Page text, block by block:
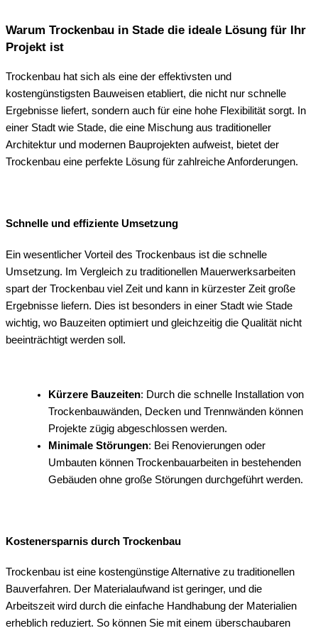
Warum Trockenbau in Stade die ideale Lösung für Ihr
Projekt ist
Trockenbau hat sich als eine der effektivsten und
kostengünstigsten Bauweisen etabliert, die nicht nur schnelle
Ergebnisse liefert, sondern auch für eine hohe Flexibilität sorgt. In
einer Stadt wie Stade, die eine Mischung aus traditioneller
Architektur und modernen Bauprojekten aufweist, bietet der
Trockenbau eine perfekte Lösung für zahlreiche Anforderungen.
Schnelle und effiziente Umsetzung
Ein wesentlicher Vorteil des Trockenbaus ist die schnelle
Umsetzung. Im Vergleich zu traditionellen Mauerwerksarbeiten
spart der Trockenbau viel Zeit und kann in kürzester Zeit große
Ergebnisse liefern. Dies ist besonders in einer Stadt wie Stade
wichtig, wo Bauzeiten optimiert und gleichzeitig die Qualität nicht
beeinträchtigt werden soll.
Kürzere Bauzeiten: Durch die schnelle Installation von
Trockenbauwänden, Decken und Trennwänden können
Projekte zügig abgeschlossen werden.
Minimale Störungen: Bei Renovierungen oder
Umbauten können Trockenbauarbeiten in bestehenden
Gebäuden ohne große Störungen durchgeführt werden.
Kostenersparnis durch Trockenbau
Trockenbau ist eine kostengünstige Alternative zu traditionellen
Bauverfahren. Der Materialaufwand ist geringer, und die
Arbeitszeit wird durch die einfache Handhabung der Materialien
erheblich reduziert. So können Sie mit einem überschaubaren